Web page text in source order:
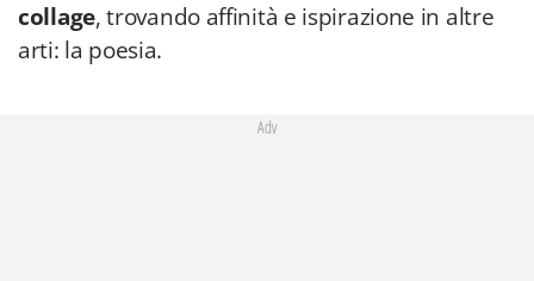
collage, trovando affinità e ispirazione in altre
arti: la poesia.
Adv